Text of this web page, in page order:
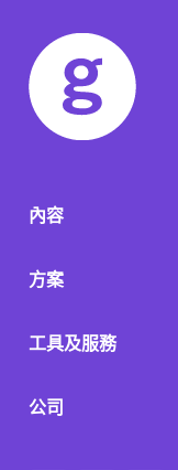
內容
方案
工具及服務
公司